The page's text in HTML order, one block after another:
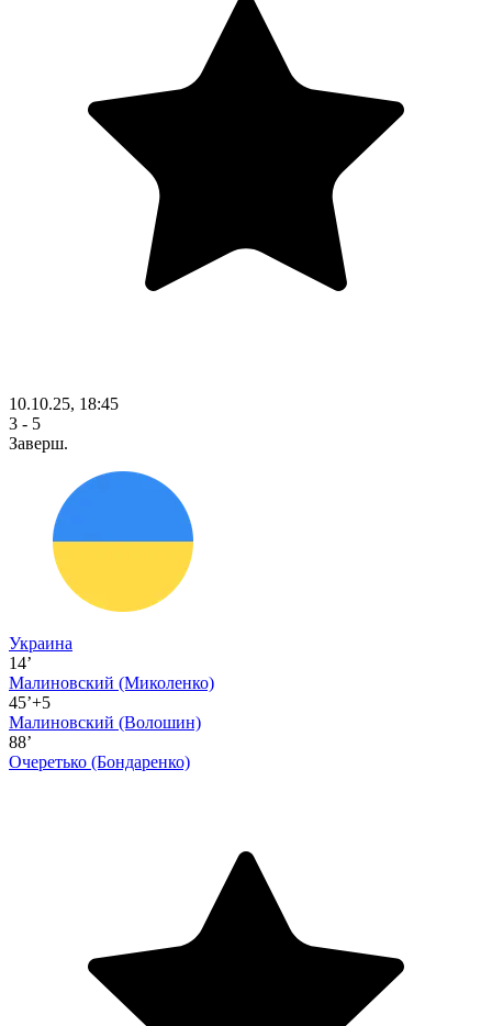
10.10.25, 18:45
3 - 5
Заверш.
Украина
14’
Малиновский (Миколенко)
45’+5
Малиновский (Волошин)
88’
Очеретько (Бондаренко)